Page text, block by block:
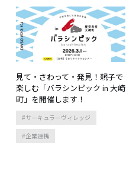
見て・さわって・発見！親子で
楽しむ「バラシンピック in 大崎
町」を開催します！
サーキュラーヴィレッジ
企業連携